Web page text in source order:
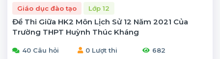
Giáo dục đào tạo Lớp 12
Đề Thi Giữa HK2 Môn Lịch Sử 12 Năm 2021 Của
Trường THPT Huỳnh Thúc Kháng
40 Câu hỏi 0 Lượt thi 682